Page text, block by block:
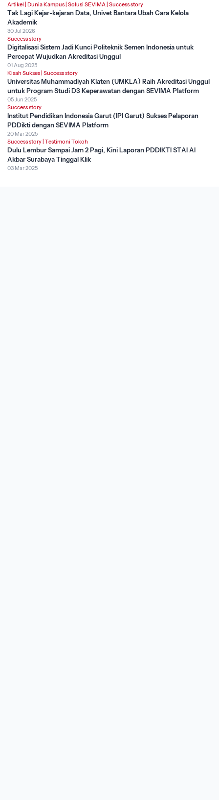
Artikel | Dunia Kampus | Solusi SEVIMA | Success story
Tak Lagi Kejar-kejaran Data, Univet Bantara Ubah Cara Kelola
Akademik
30 Jul 2026
Success story
Digitalisasi Sistem Jadi Kunci Politeknik Semen Indonesia untuk
Percepat Wujudkan Akreditasi Unggul
01 Aug 2025
Kisah Sukses | Success story
Universitas Muhammadiyah Klaten (UMKLA) Raih Akreditasi Unggul
untuk Program Studi D3 Keperawatan dengan SEVIMA Platform
05 Jun 2025
Success story
Institut Pendidikan Indonesia Garut (IPI Garut) Sukses Pelaporan
PDDikti dengan SEVIMA Platform
20 Mar 2025
Success story | Testimoni Tokoh
Dulu Lembur Sampai Jam 2 Pagi, Kini Laporan PDDIKTI STAI Al
Akbar Surabaya Tinggal Klik
03 Mar 2025